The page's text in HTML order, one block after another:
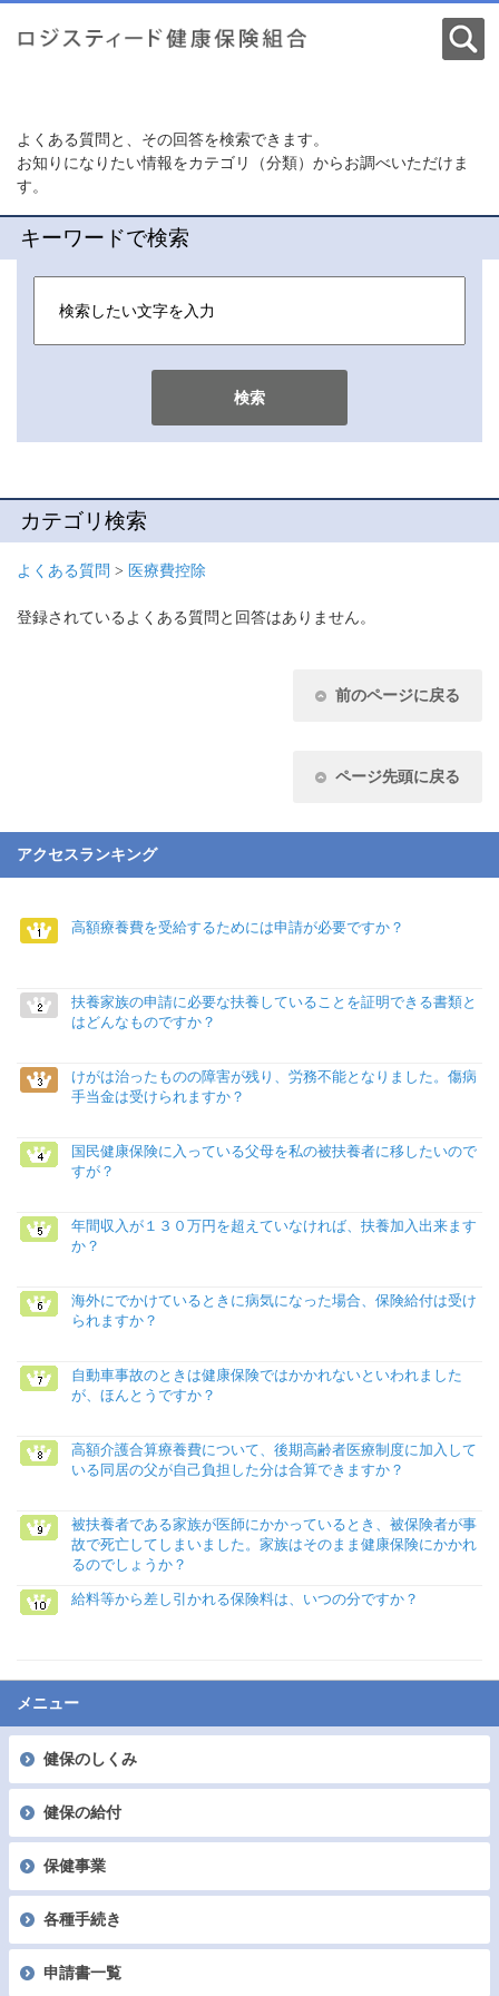
よくある質問と、その回答を検索できます。
お知りになりたい情報をカテゴリ（分類）からお調べいただけま
す。
キーワードで検索
検索
カテゴリ検索
よくある質問 > 医療費控除
登録されているよくある質問と回答はありません。
前のページに戻る
ページ先頭に戻る
アクセスランキング
高額療養費を受給するためには申請が必要ですか？
扶養家族の申請に必要な扶養していることを証明できる書類と
はどんなものですか？
けがは治ったものの障害が残り、労務不能となりました。傷病
手当金は受けられますか？
国民健康保険に入っている父母を私の被扶養者に移したいので
すが？
年間収入が１３０万円を超えていなければ、扶養加入出来ます
か？
海外にでかけているときに病気になった場合、保険給付は受け
られますか？
自動車事故のときは健康保険ではかかれないといわれました
が、ほんとうですか？
高額介護合算療養費について、後期高齢者医療制度に加入して
いる同居の父が自己負担した分は合算できますか？
被扶養者である家族が医師にかかっているとき、被保険者が事
故で死亡してしまいました。家族はそのまま健康保険にかかれ
るのでしょうか？
給料等から差し引かれる保険料は、いつの分ですか？
メニュー
健保のしくみ
健保の給付
保健事業
各種手続き
申請書一覧